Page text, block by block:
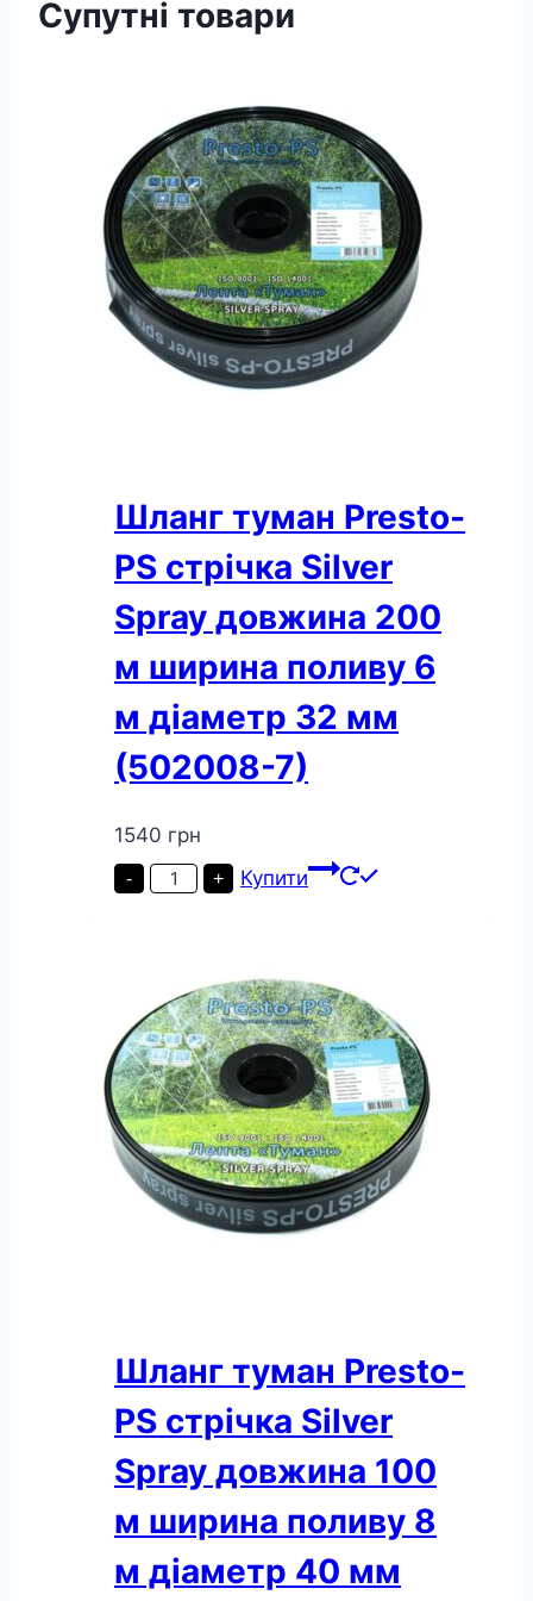
Супутні товари
Шланг туман Presto-
PS стрічка Silver
Spray довжина 200
м ширина поливу 6
м діаметр 32 мм
(502008-7)
1540 грн
-
Шланг
туман
Spray
довжина
200
м
ширина
поливу
6
м
діаметр
32
мм
(502008-
+ Купити
Шланг туман Presto-
PS стрічка Silver
Spray довжина 100
м ширина поливу 8
м діаметр 40 мм